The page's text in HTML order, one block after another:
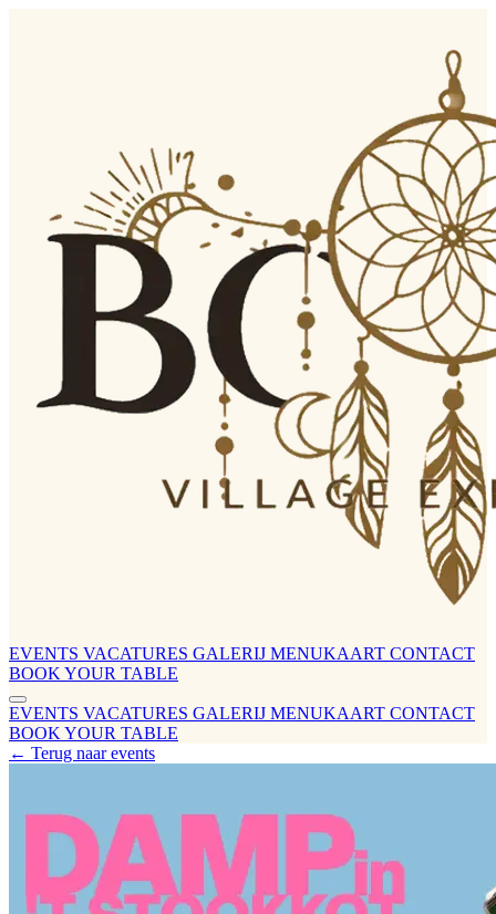
EVENTS VACATURES GALERIJ MENUKAART CONTACT
BOOK YOUR TABLE
EVENTS VACATURES GALERIJ MENUKAART CONTACT
BOOK YOUR TABLE
← Terug naar events